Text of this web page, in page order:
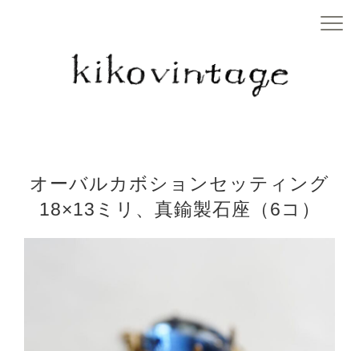
オーバルカボションセッティング
18×13ミリ、真鍮製石座（6コ）